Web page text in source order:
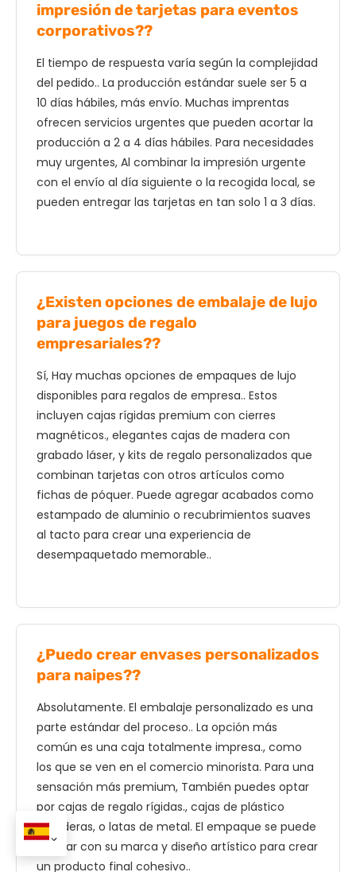
impresión de tarjetas para eventos
corporativos??
El tiempo de respuesta varía según la complejidad
del pedido.. La producción estándar suele ser 5 a
10 días hábiles, más envío. Muchas imprentas
ofrecen servicios urgentes que pueden acortar la
producción a 2 a 4 días hábiles. Para necesidades
muy urgentes, Al combinar la impresión urgente
con el envío al día siguiente o la recogida local, se
pueden entregar las tarjetas en tan solo 1 a 3 días.
¿Existen opciones de embalaje de lujo
para juegos de regalo
empresariales??
Sí, Hay muchas opciones de empaques de lujo
disponibles para regalos de empresa.. Estos
incluyen cajas rígidas premium con cierres
magnéticos., elegantes cajas de madera con
grabado láser, y kits de regalo personalizados que
combinan tarjetas con otros artículos como
fichas de póquer. Puede agregar acabados como
estampado de aluminio o recubrimientos suaves
al tacto para crear una experiencia de
desempaquetado memorable..
¿Puedo crear envases personalizados
para naipes??
Absolutamente. El embalaje personalizado es una
parte estándar del proceso.. La opción más
común es una caja totalmente impresa., como
los que se ven en el comercio minorista. Para una
sensación más premium, También puedes optar
por cajas de regalo rígidas., cajas de plástico
duraderas, o latas de metal. El empaque se puede
diseñar con su marca y diseño artístico para crear
un producto final cohesivo..